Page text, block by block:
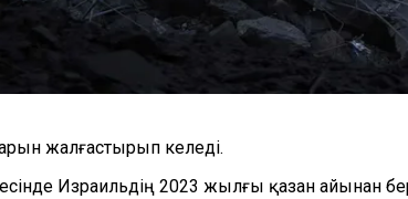
жалғастырып келеді.
Израильдің 2023 жылғы қазан айынан